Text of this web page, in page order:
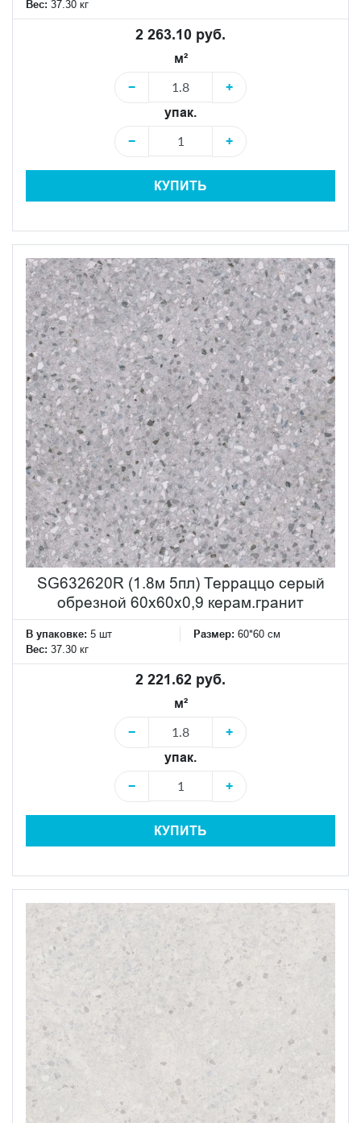
Вес: 37.30 кг
2 263.10 руб.
м²
−
+
упак.
−
+
КУПИТЬ
SG632620R (1.8м 5пл) Терраццо серый
обрезной 60x60x0,9 керам.гранит
В упаковке: 5 шт Размер: 60*60 см
Вес: 37.30 кг
2 221.62 руб.
м²
−
+
упак.
−
+
КУПИТЬ